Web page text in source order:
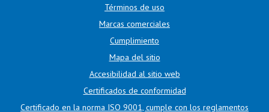
Términos de uso
Marcas comerciales
Cumplimiento
Mapa del sitio
Accesibilidad al sitio web
Certificados de conformidad
Certificado en la norma ISO 9001, cumple con los reglamentos